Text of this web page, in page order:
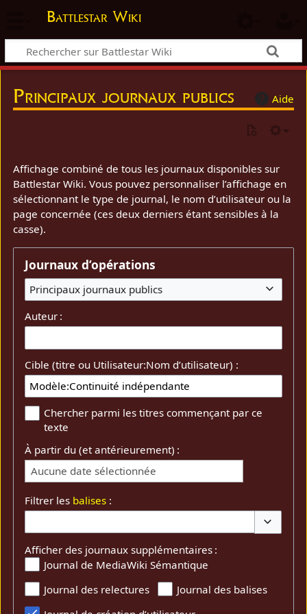
Battlestar Wiki
Aide
Principaux journaux publics
Affichage combiné de tous les journaux disponibles sur
Battlestar Wiki. Vous pouvez personnaliser l’affichage en
sélectionnant le type de journal, le nom d’utilisateur ou la
page concernée (ces deux derniers étant sensibles à la
casse).
Journaux d’opérations
Principaux journaux publics
Auteur :
Cible (titre ou Utilisateur:Nom d’utilisateur) :
Chercher parmi les titres commençant par ce
texte
À partir du (et antérieurement) :
Aucune date sélectionnée
Filtrer les balises :
Afficher des journaux supplémentaires :
Journal de MediaWiki Sémantique
Journal des relectures
Journal des balises